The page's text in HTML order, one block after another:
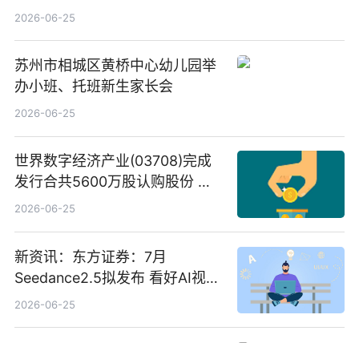
C料价格微幅下跌
2026-06-25
苏州市相城区黄桥中心幼儿园举
办小班、托班新生家长会
2026-06-25
世界数字经济产业(03708)完成
发行合共5600万股认购股份 净
筹约1007万港元 独家焦点
2026-06-25
新资讯：东方证券：7月
Seedance2.5拟发布 看好AI视频
创作工作流进一步提效
2026-06-25